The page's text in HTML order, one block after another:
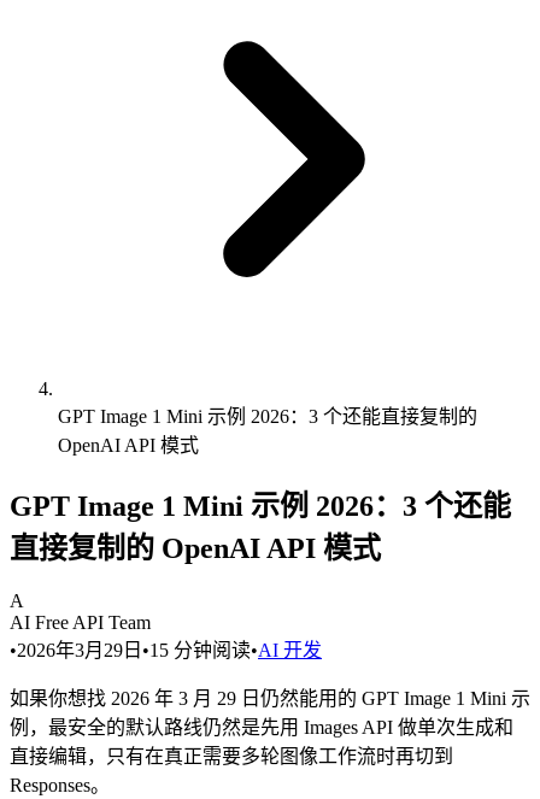
GPT Image 1 Mini 示例 2026：3 个还能直接复制的
OpenAI API 模式
GPT Image 1 Mini 示例 2026：3 个还能
直接复制的 OpenAI API 模式
A
AI Free API Team
•2026年3月29日 •15 分钟阅读•AI 开发
如果你想找 2026 年 3 月 29 日仍然能用的 GPT Image 1 Mini 示
例，最安全的默认路线仍然是先用 Images API 做单次生成和
直接编辑，只有在真正需要多轮图像工作流时再切到
Responses。